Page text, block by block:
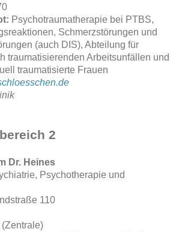
Psychotraumatherapie bei PTBS,
Schmerzstörungen und
(auch DIS), Abteilung für
traumatisierenden Arbeitsunfällen und
traumatisierte Frauen
2
Dr. Heines
Psychotherapie und
110